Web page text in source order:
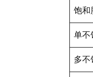
饱和
单不
多不